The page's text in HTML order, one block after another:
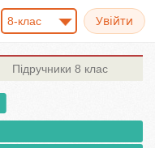
8-клас
Підручники 8 клас